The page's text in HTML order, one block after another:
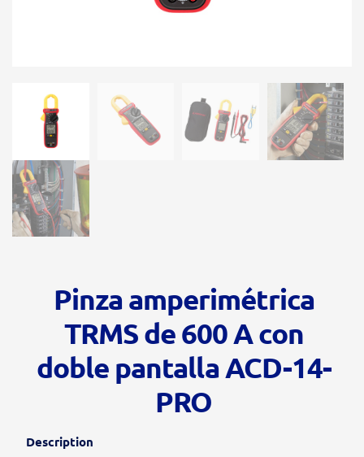
Pinza amperimétrica
TRMS de 600 A con
doble pantalla ACD-14-
PRO
Description